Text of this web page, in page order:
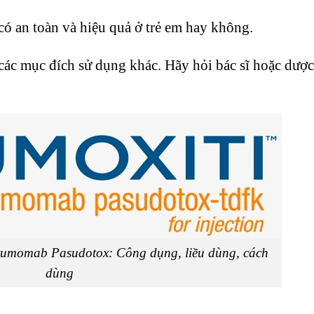
an toàn và hiệu quả ở trẻ em hay không.
mục đích sử dụng khác. Hãy hỏi bác sĩ hoặc
Pasudotox: Công dụng, liều dùng, cách
dùng